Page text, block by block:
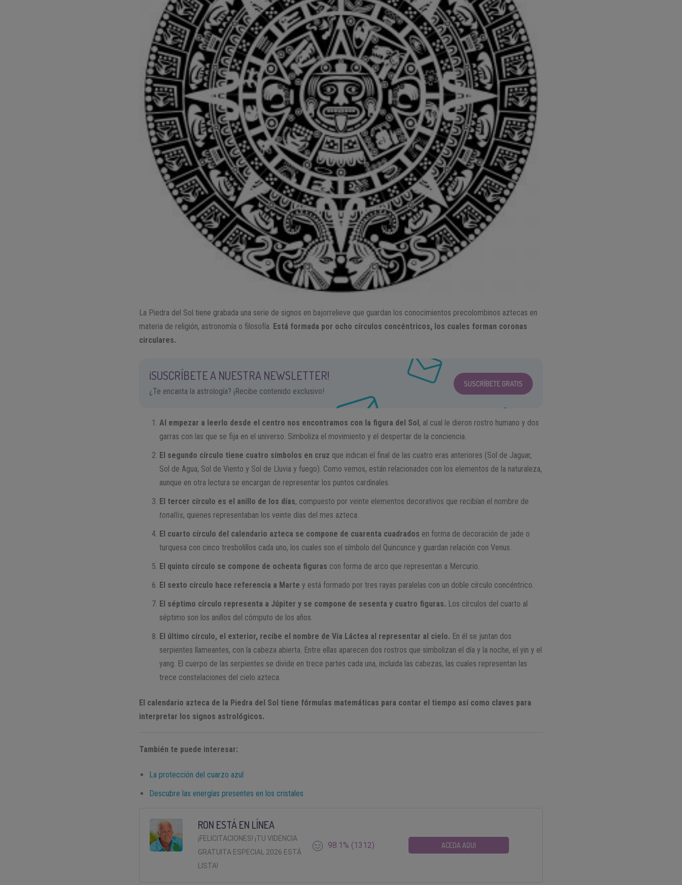
La Piedra del Sol tiene grabada una serie de signos en bajorrelieve que guardan los conocimientos precolombinos aztecas en
materia de religión, astronomía o filosofía. Está formada por ocho círculos concéntricos, los cuales forman coronas
circulares.
¡SUSCRÍBETE A NUESTRA NEWSLETTER!
¿Te encanta la astrología? ¡Recibe contenido exclusivo!
SUSCRÍBETE GRATIS
Al empezar a leerlo desde el centro nos encontramos con la figura del Sol, al cual le dieron rostro humano y dos
garras con las que se fija en el universo. Simboliza el movimiento y el despertar de la conciencia.
El segundo círculo tiene cuatro símbolos en cruz que indican el final de las cuatro eras anteriores (Sol de Jaguar,
Sol de Agua, Sol de Viento y Sol de Lluvia y fuego). Como vemos, están relacionados con los elementos de la naturaleza,
aunque en otra lectura se encargan de representar los puntos cardinales.
El tercer círculo es el anillo de los días, compuesto por veinte elementos decorativos que recibían el nombre de
tonallis, quienes representaban los veinte días del mes azteca.
El cuarto círculo del calendario azteca se compone de cuarenta cuadrados en forma de decoración de jade o
turquesa con cinco tresbolillos cada uno, los cuales son el símbolo del Quincunce y guardan relación con Venus.
El quinto círculo se compone de ochenta figuras con forma de arco que representan a Mercurio.
El sexto círculo hace referencia a Marte y está formado por tres rayas paralelas con un doble círculo concéntrico.
El séptimo círculo representa a Júpiter y se compone de sesenta y cuatro figuras. Los círculos del cuarto al
séptimo son los anillos del cómputo de los años.
El último círculo, el exterior, recibe el nombre de Vía Láctea al representar al cielo. En él se juntan dos
serpientes llameantes, con la cabeza abierta. Entre ellas aparecen dos rostros que simbolizan el día y la noche, el yin y el
yang. El cuerpo de las serpientes se divide en trece partes cada una, incluida las cabezas, las cuales representan las
trece constelaciones del cielo azteca.
El calendario azteca de la Piedra del Sol tiene fórmulas matemáticas para contar el tiempo así como claves para
interpretar los signos astrológicos.
También te puede interesar:
La protección del cuarzo azul
Descubre las energías presentes en los cristales
RON ESTÁ EN LÍNEA
¡FELICITACIONES! ¡TU VIDENCIA
GRATUITA ESPECIAL 2026 ESTÁ
LISTA!
98.1% (1312) ACEDA AQUI